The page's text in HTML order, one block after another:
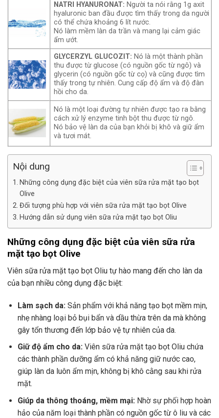
NATRI HYANURONAT: Người ta nói rằng 1g axit
hyaluronic ban đầu được tìm thấy trong da người
có thể chứa khoảng 6 lít nước.
Nó làm mềm làn da trần và mang lại cảm giác
ẩm ướt.
GLYCERZYL GLUCOZIT: Nó là một thành phần
thu được từ glucose (có nguồn gốc từ ngô) và
glycerin (có nguồn gốc từ cọ) và cũng được tìm
thấy trong tự nhiên. Cung cấp độ ẩm và độ đàn
hồi cho da.
Nó là một loại đường tự nhiên được tạo ra bằng
cách xử lý enzyme tinh bột thu được từ ngô.
Nó bảo vệ làn da của bạn khỏi bị khô và giữ ẩm
và tươi mát.
Nội dung
Những công dụng đặc biệt của viên sữa rửa mặt tạo bọt
Olive
Đối tượng phù hợp với viên sữa rửa mặt tạo bọt Olive
Hướng dẫn sử dụng viên sữa rửa mặt tạo bọt Oliu
Những công dụng đặc biệt của viên sữa rửa
mặt tạo bọt Olive
Viên sữa rửa mặt tạo bọt Oliu tự hào mang đến cho làn da
của bạn nhiều công dụng đặc biệt:
Làm sạch da: Sản phẩm với khả năng tạo bọt mềm mịn,
nhẹ nhàng loại bỏ bụi bẩn và dầu thừa trên da mà không
gây tổn thương đến lớp bảo vệ tự nhiên của da.
Giữ độ ẩm cho da:Viên sữa rửa mặt tạo bọt Oliu chứa
các thành phần dưỡng ẩm có khả năng giữ nước cao,
giúp làn da luôn ẩm mịn, không bị khô cằng sau khi rửa
mặt.
Giúp da thông thoáng, mềm mại: Nhờ sự phối hợp hoàn
hảo của năm loại thành phần có nguồn gốc từ ô liu và các